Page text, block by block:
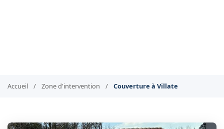
Accueil / Zone d'intervention / Couverture à Villate